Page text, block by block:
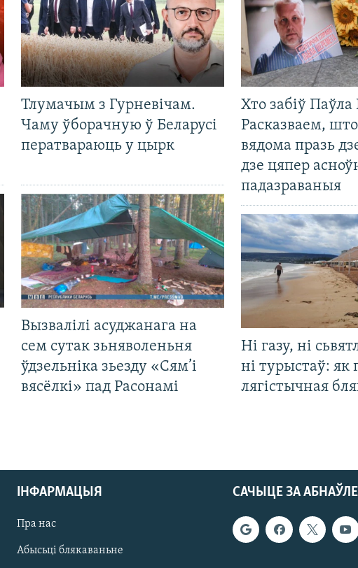
Тлумачым з Гурневічам.
Чаму ўборачную ў Беларусі
ператвараюць у цырк
Вызвалілі асуджанага на
сем сутак зьняволеньня
ўдзельніка зьезду «Сям’і
вясёлкі» пад Расонамі
Хто забіў
Расказваем,
вядома празь
дзе цяпер
падазраваныя
Ні газу, ні
ні турыстаў: як
лягістычная
САЧЫЦЕ ЗА
ІНФАРМАЦЫЯ
Пра нас
Абысьці блякаваньне